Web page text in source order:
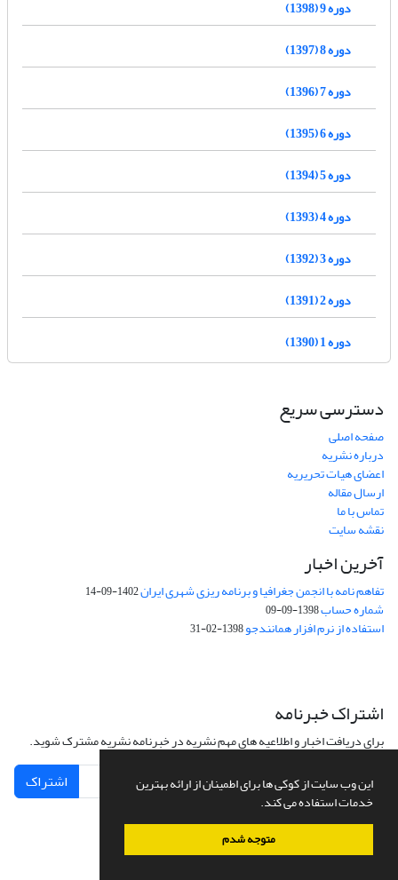
این وب سایت از کوکی ها برای اطمینان از ارائه بهترین
خدمات استفاده می کند.
متوجه شدم
دوره 9 (1398)
دوره 8 (1397)
دوره 7 (1396)
دوره 6 (1395)
دوره 5 (1394)
دوره 4 (1393)
دوره 3 (1392)
دوره 2 (1391)
دوره 1 (1390)
دسترسی سریع
صفحه اصلی
درباره نشریه
اعضای هیات تحریریه
ارسال مقاله
تماس با ما
نقشه سایت
آخرین اخبار
تفاهم نامه با انجمن جغرافیا و برنامه ریزی شهری ایران1402-09-14
شماره حساب1398-09-09
استفاده از نرم افزار همانندجو1398-02-31
اشتراک خبرنامه
برای دریافت اخبار و اطلاعیه های مهم نشریه در خبرنامه نشریه مشترک شوید.
اشتراک
سامانه مدیریت نشریات علمی.طراحی و پیاده سازی ازسیناوب